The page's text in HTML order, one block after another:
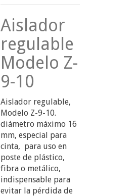
Aislador
regulable
Modelo Z-
9-10
Aislador regulable,
Modelo Z-9-10.
diámetro máximo 16
mm, especial para
cinta, para uso en
poste de plástico,
fibra o metálico,
indispensable para
evitar la pérdida de